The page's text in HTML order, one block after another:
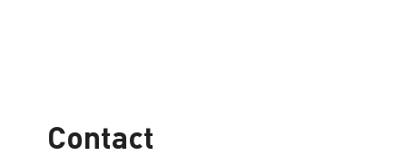
Contact